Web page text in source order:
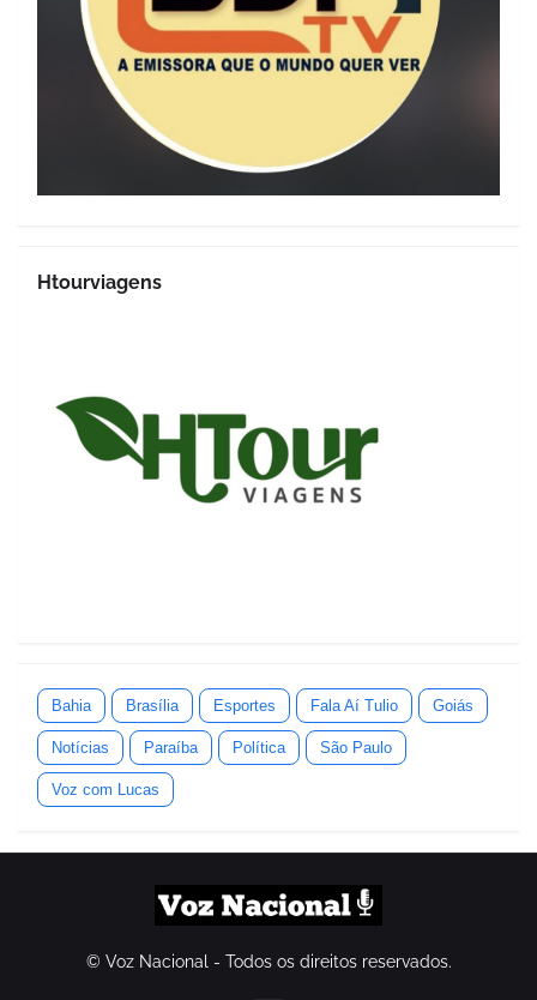
Htourviagens
Bahia Brasília Esportes Fala Aí Tulio Goiás
Notícias Paraíba Política São Paulo
Voz com Lucas
© Voz Nacional - Todos os direitos reservados.